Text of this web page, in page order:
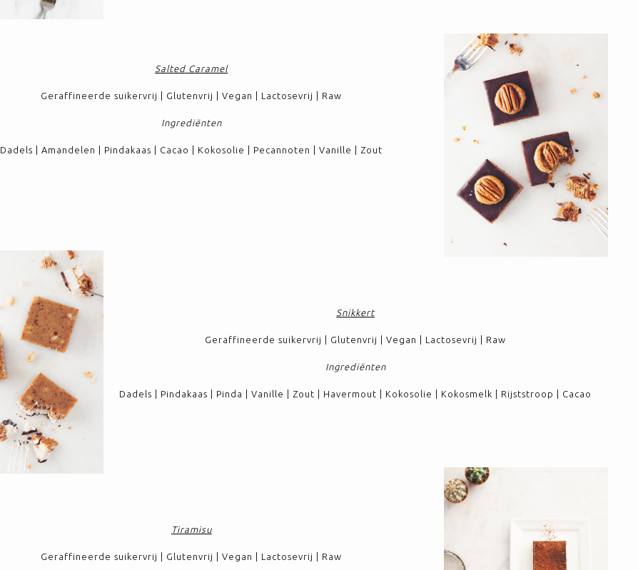
Salted Caramel
Geraffineerde suikervrij | Glutenvrij | Vegan | Lactosevrij | Raw
Ingrediënten
Dadels | Amandelen | Pindakaas | Cacao | Kokosolie | Pecannoten | Vanille | Zout
Snikkert
Geraffineerde suikervrij | Glutenvrij | Vegan | Lactosevrij | Raw
Ingrediënten
Dadels | Pindakaas | Pinda | Vanille | Zout | Havermout | Kokosolie | Kokosmelk | Rijststroop | Cacao
Tiramisu
Geraffineerde suikervrij | Glutenvrij | Vegan | Lactosevrij | Raw